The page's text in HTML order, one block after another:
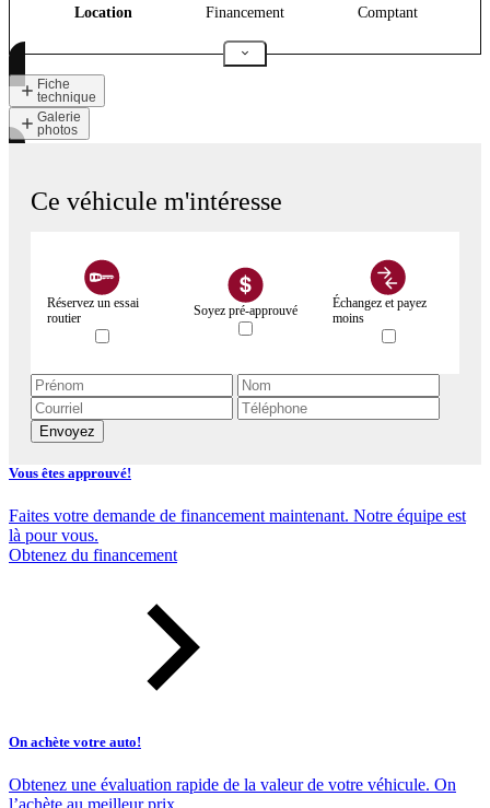
Location Financement Comptant
Fiche
technique
Galerie
photos
Ce véhicule m'intéresse
Réservez un essai
routier
Soyez pré-approuvé
Échangez et payez
moins
Envoyez
Vous êtes approuvé!
Faites votre demande de financement maintenant. Notre équipe est
là pour vous.
Obtenez du financement
On achète votre auto!
Obtenez une évaluation rapide de la valeur de votre véhicule. On